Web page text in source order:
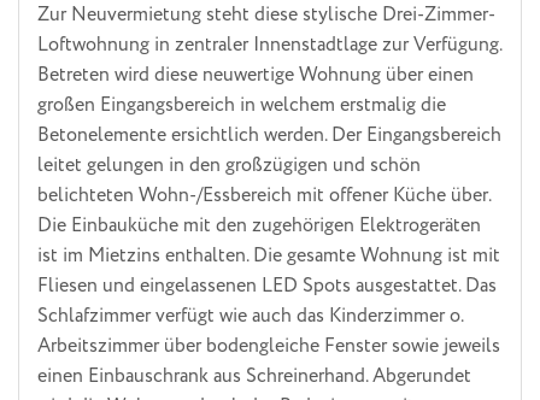
Zur Neuvermietung steht diese stylische Drei-Zimmer-
Loftwohnung in zentraler Innenstadtlage zur Verfügung.
Betreten wird diese neuwertige Wohnung über einen
großen Eingangsbereich in welchem erstmalig die
Betonelemente ersichtlich werden. Der Eingangsbereich
leitet gelungen in den großzügigen und schön
belichteten Wohn-/Essbereich mit offener Küche über.
Die Einbauküche mit den zugehörigen Elektrogeräten
ist im Mietzins enthalten. Die gesamte Wohnung ist mit
Fliesen und eingelassenen LED Spots ausgestattet. Das
Schlafzimmer verfügt wie auch das Kinderzimmer o.
Arbeitszimmer über bodengleiche Fenster sowie jeweils
einen Einbauschrank aus Schreinerhand. Abgerundet